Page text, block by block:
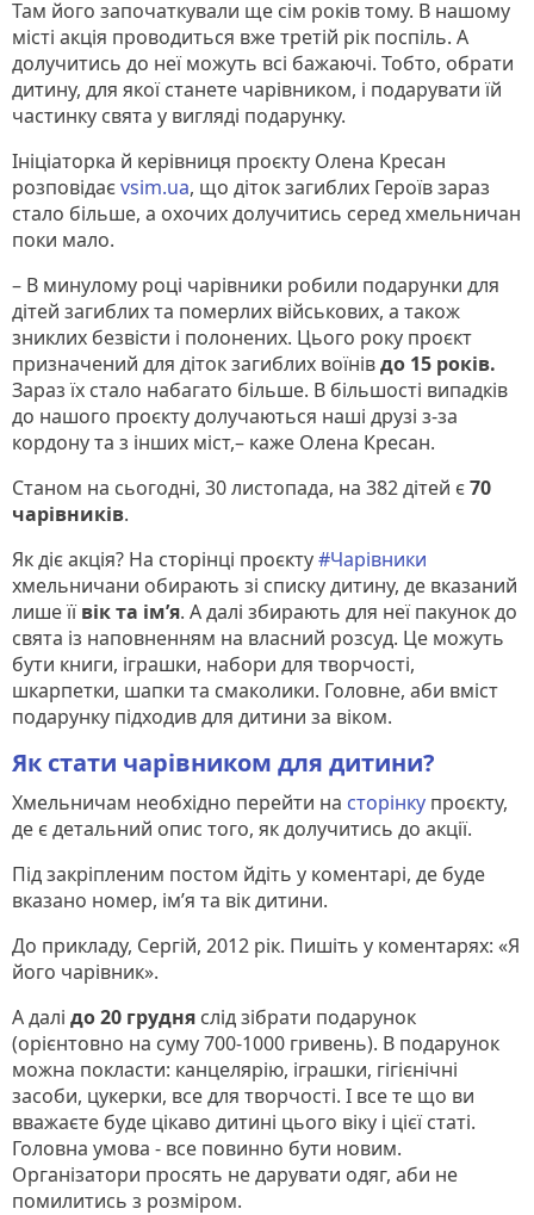
Там його започаткували ще сім років тому. В нашому
місті акція проводиться вже третій рік поспіль. А
долучитись до неї можуть всі бажаючі. Тобто, обрати
дитину, для якої станете чарівником, і подарувати їй
частинку свята у вигляді подарунку.
Ініціаторка й керівниця проєкту Олена Кресан
розповідаєvsim.ua, що діток загиблих Героїв зараз
стало більше, а охочих долучитись серед хмельничан
поки мало.
– В минулому році чарівники робили подарунки для
дітей загиблих та померлих військових, а також
зниклих безвісти і полонених. Цього року проєкт
призначений для діток загиблих воїнівдо 15 років.
Зараз їх стало набагато більше. В більшості випадків
до нашого проєкту долучаються наші друзі з-за
кордону та з інших міст,– каже Олена Кресан.
Станом на сьогодні, 30 листопада, на 382 дітей є70
чарівників.
Як діє акція? На сторінці проєкту#Чарівники
хмельничани обирають зі списку дитину, де вказаний
лише їївік та ім’я. А далі збирають для неї пакунок до
свята із наповненням на власний розсуд. Це можуть
бути книги, іграшки, набори для творчості,
шкарпетки, шапки та смаколики. Головне, аби вміст
подарунку підходив для дитини за віком.
Як стати чарівником для дитини?
Хмельничам необхідно перейти на сторінку проєкту,
де є детальний опис того, як долучитись до акції.
Під закріпленим постом йдіть у коментарі, де буде
вказано номер, ім’я та вік дитини.
До прикладу, Сергій, 2012 рік. Пишіть у коментарях: «Я
його чарівник».
А далі до 20 грудня слід зібрати подарунок
(орієнтовно на суму 700-1000 гривень). В подарунок
можна покласти: канцелярію, іграшки, гігієнічні
засоби, цукерки, все для творчості. І все те що ви
вважаєте буде цікаво дитині цього віку і цієї статі.
Головна умова - все повинно бути новим.
Організатори просять не дарувати одяг, аби не
помилитись з розміром.